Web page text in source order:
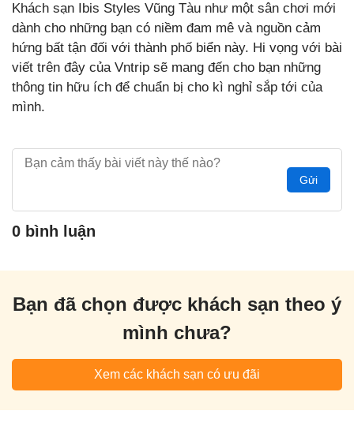
Khách sạn Ibis Styles Vũng Tàu như một sân chơi mới
dành cho những bạn có niềm đam mê và nguồn cảm
hứng bất tận đối với thành phố biển này. Hi vọng với bài
viết trên đây của Vntrip sẽ mang đến cho bạn những
thông tin hữu ích để chuẩn bị cho kì nghỉ sắp tới của
mình.
Gửi
0 bình luận
Bạn đã chọn được khách sạn theo ý
mình chưa?
Xem các khách sạn có ưu đãi